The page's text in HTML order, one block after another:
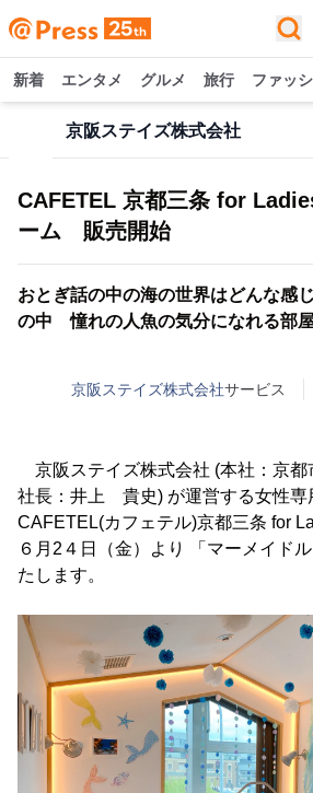
新着 エンタメ グルメ 旅行 ファッ
京阪ステイズ株式会社
CAFETEL 京都三条 for
ーム 販売開始
おとぎ話の中の海の世界はどんな感
の中 憧れの人魚の気分になれる部
京阪ステイズ株式会社サービス
京阪ステイズ株式会社 (本社：京都
社長：井上 貴史) が運営する女性専
CAFETEL(カフェテル)京都三条 for
６月2４日（金）より 「マーメイド
たします。